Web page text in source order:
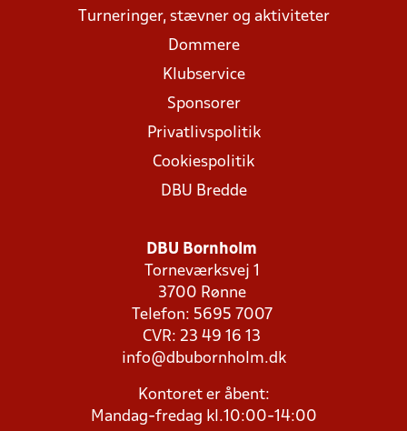
Turneringer, stævner og aktiviteter
Dommere
Klubservice
Sponsorer
Privatlivspolitik
Cookiespolitik
DBU Bredde
DBU Bornholm
Torneværksvej 1
3700 Rønne
Telefon: 5695 7007
CVR: 23 49 16 13
info@dbubornholm.dk
Kontoret er åbent:
Mandag-fredag kl.10:00-14:00